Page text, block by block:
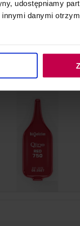
udostępniamy
danymi